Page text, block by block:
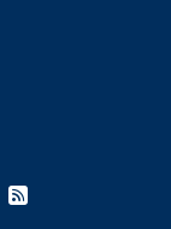
nuova finestra
finestra
Apertura in
- Apertura in
esterno -
esterno -
- Sito
Feed RSS -